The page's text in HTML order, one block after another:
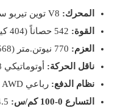
المحرك:
القوة:
العزم:
ناقل الحركة: أوتوماتيكي 8 سرعات
نظام الدفع: رباعي AWD
التسارع 0-100 كم/س: